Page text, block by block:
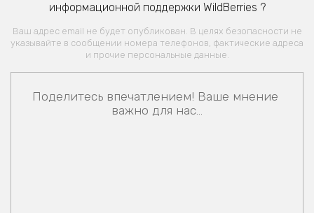
информационной поддержки WildBerries ?
Ваш адрес email не будет опубликован. В целях безопасности не
указывайте в сообщении номера телефонов, фактические адреса
и прочие персональные данные.